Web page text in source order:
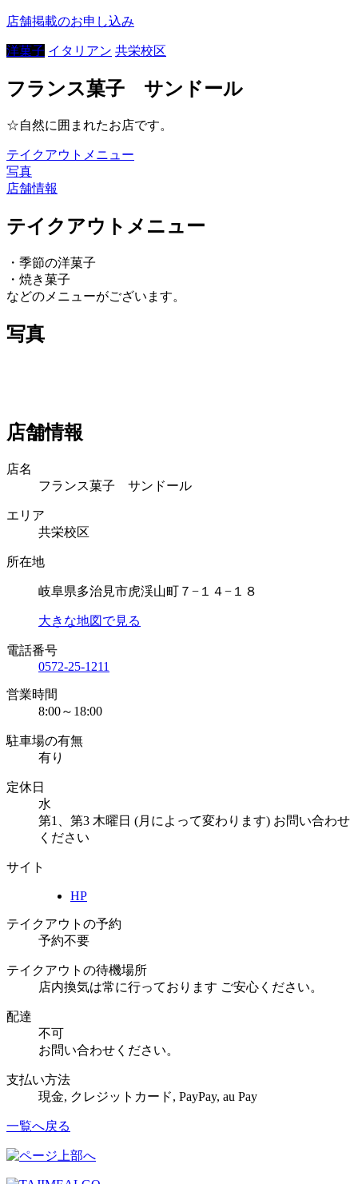
店舗掲載のお申し込み
洋菓子 イタリアン 共栄校区
フランス菓子 サンドール
☆自然に囲まれたお店です。
テイクアウトメニュー
写真
店舗情報
テイクアウトメニュー
・季節の洋菓子
・焼き菓子
などのメニューがございます。
写真
店舗情報
店名
フランス菓子 サンドール
エリア
共栄校区
所在地
岐阜県多治見市虎渓山町７−１４−１８
大きな地図で見る
電話番号
0572-25-1211
営業時間
8:00～18:00
駐車場の有無
有り
定休日
水
第1、第3 木曜日 (月によって変わります) お問い合わせ
ください
サイト
HP
テイクアウトの予約
予約不要
テイクアウトの待機場所
店内換気は常に行っております ご安心ください。
配達
不可
お問い合わせください。
支払い方法
現金, クレジットカード, PayPay, au Pay
一覧へ戻る